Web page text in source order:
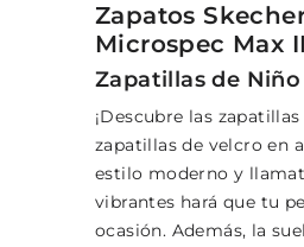
Zapatos
Microspec Max II
Zapatillas de
¡Descubre las
zapatillas de velcro en
estilo moderno y
vibrantes hará que tu
ocasión. Además, la